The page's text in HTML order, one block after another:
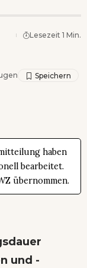
Lesezeit 1 Min.
haben
bearbeitet.
übernommen.
und -